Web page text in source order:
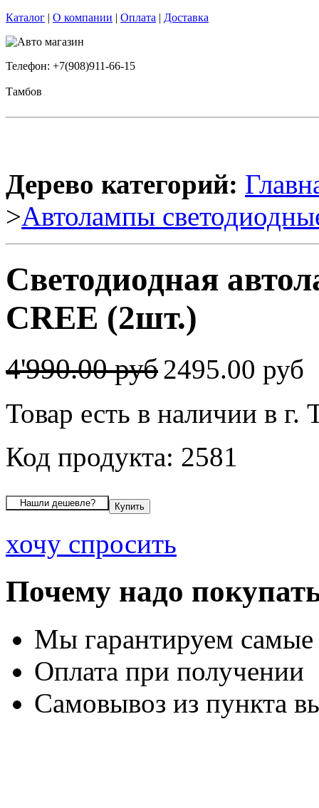
Каталог | О компании | Оплата | Доставка
Телефон: +7(908)911-66-15
Тамбов
Дерево категорий:
>Автолампы
Светодиодная
CREE (2шт.)
4'990.00 руб2495.00 руб
Товар есть в наличии в г.
Код продукта: 2581
хочу спросить
Почему надо
Мы гарантируем
Оплата при получении
Самовывоз из пункта